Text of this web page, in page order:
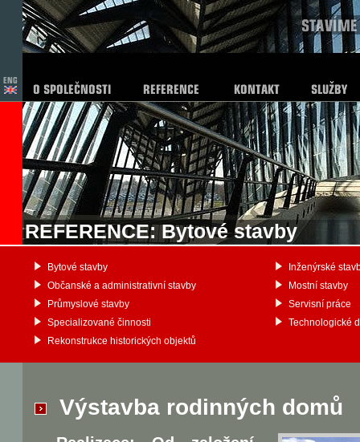
REFERENCE: Bytové stavby
Inženýrské
Mostní stavby
Servisní práce
Technologické
Bytové stavby
Občanské a administrativní stavby
Průmyslové stavby
Specializované činnosti
Rekonstrukce historických objektů
Výstavba rodinných domů